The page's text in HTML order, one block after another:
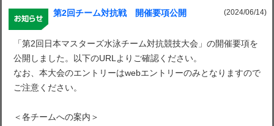
(2024/06/14)
第2回チーム対抗戦 開催要項公開
「第2回日本マスターズ水泳チーム対抗競技大会」の開催要項を
公開しました。以下のURLよりご確認ください。
なお、本大会のエントリーはwebエントリーのみとなりますので
ご注意ください。
＜各チームへの案内＞